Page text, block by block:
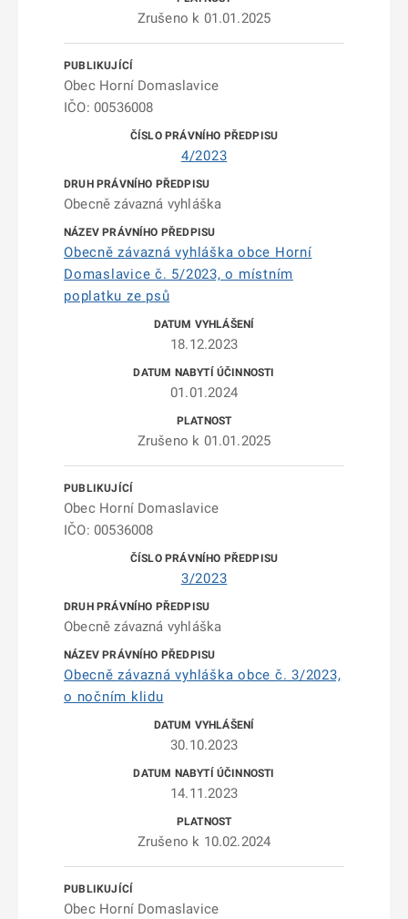
Zrušeno k 01.01.2025
Obec Horní Domaslavice
IČO: 00536008
4/2023
Obecně závazná vyhláška
Obecně závazná vyhláška obce Horní
Domaslavice č. 5/2023, o místním
poplatku ze psů
18.12.2023
01.01.2024
Zrušeno k 01.01.2025
Obec Horní Domaslavice
IČO: 00536008
3/2023
Obecně závazná vyhláška
Obecně závazná vyhláška obce č. 3/2023,
o nočním klidu
30.10.2023
14.11.2023
Zrušeno k 10.02.2024
Obec Horní Domaslavice